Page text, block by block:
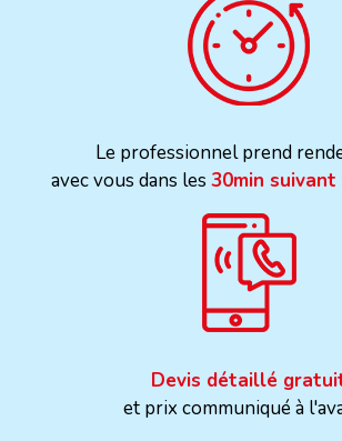
Le professionnel prend
avec vous dans les 30min
Devis détaillé
et prix communiqué à